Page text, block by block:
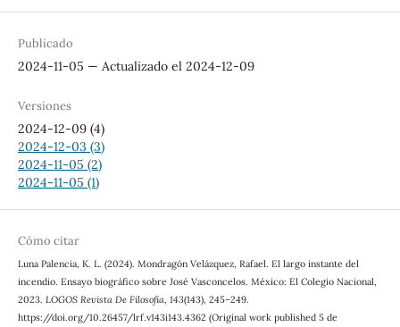
Publicado
2024-11-05 — Actualizado el 2024-12-09
Versiones
2024-12-09 (4)
2024-12-03 (3)
2024-11-05 (2)
2024-11-05 (1)
Cómo citar
Luna Palencia, K. L. (2024). Mondragón Velázquez, Rafael. El largo instante del
incendio. Ensayo biográfico sobre José Vasconcelos. México: El Colegio Nacional,
2023. LOGOS Revista De Filosofía, 143(143), 245–249.
https://doi.org/10.26457/lrf.v143i143.4362 (Original work published 5 de